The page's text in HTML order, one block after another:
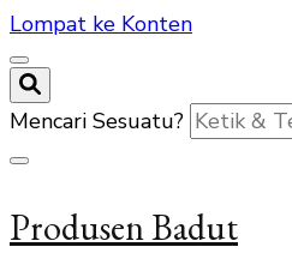
Lompat ke Konten
Mencari Sesuatu?
Produsen Badut